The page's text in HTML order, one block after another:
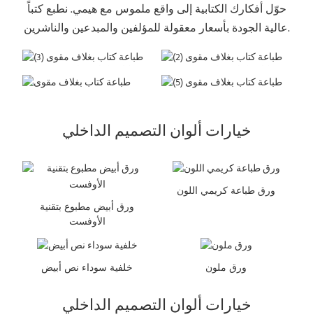
حوّل أفكارك الكتابية إلى واقع ملموس مع هيمي. نطبع كتباً
عالية الجودة بأسعار معقولة للمؤلفين والمبدعين والناشرين.
خيارات ألوان التصميم الداخلي
ورق أبيض مطبوع بتقنية
الأوفست
ورق طباعة كريمي اللون
خلفية سوداء نص أبيض ورق ملون
خيارات ألوان التصميم الداخلي